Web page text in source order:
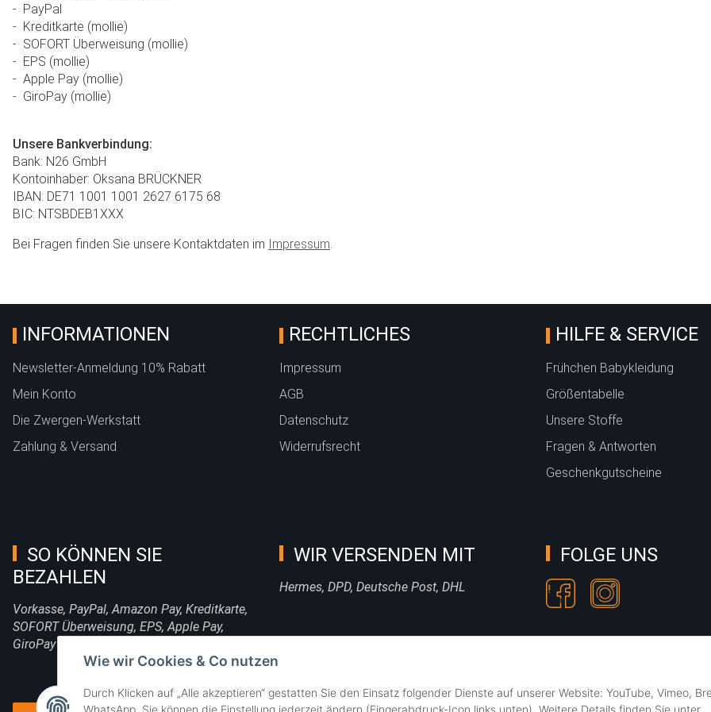
Wie wir Cookies & Co nutzen
Durch Klicken auf „Alle akzeptieren“ gestatten Sie den Einsatz folgender Dienste auf unserer Website: YouTube, Vimeo,
- PayPal
- Kreditkarte (mollie)
- SOFORT Überweisung (mollie)
- EPS (mollie)
- Apple Pay (mollie)
- GiroPay (mollie)
Unsere Bankverbindung:
Bank: N26 GmbH
Kontoinhaber: Oksana BRÜCKNER
IBAN: DE71 1001 1001 2627 6175 68
BIC: NTSBDEB1XXX
Bei Fragen finden Sie unsere Kontaktdaten im Impressum.
INFORMATIONEN
Newsletter-Anmeldung 10% Rabatt
Mein Konto
Die Zwergen-Werkstatt
Zahlung & Versand
RECHTLICHES
Impressum
AGB
Datenschutz
Widerrufsrecht
HILFE & SERVICE
Frühchen Babykleidung
Größentabelle
Unsere Stoffe
Fragen & Antworten
Geschenkgutscheine
SO KÖNNEN SIE
BEZAHLEN
Vorkasse, PayPal, Amazon Pay, Kreditkarte,
SOFORT Überweisung, EPS, Apple Pay,
GiroPay
WIR VERSENDEN MIT
Hermes, DPD, Deutsche Post, DHL
FOLGE UNS